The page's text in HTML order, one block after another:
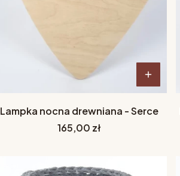
Lampka nocna drewniana - Serce
Cena
165,00 zł